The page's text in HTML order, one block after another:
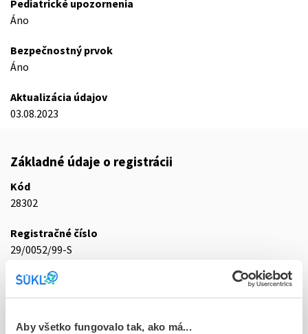
Aby všetko fungovalo tak, ako má...
Pediatrické upozornenia
Áno
Bezpečnostný prvok
Áno
Aktualizácia údajov
03.08.2023
Základné údaje o registrácii
Kód
28302
Registračné číslo
29/0052/99-S
Doplnok
tbl plg 20(2x10)x75 mg (blis.PVC/PE/PVDC/Al)
Stav